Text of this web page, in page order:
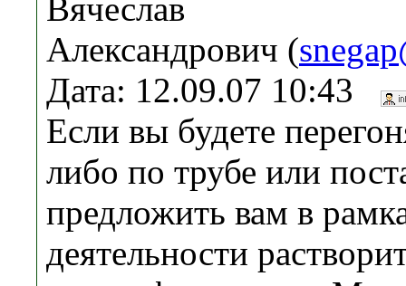
Вячеслав
Александрович (
Дата: 12.09.07 10:43
Если вы будете
либо по трубе или
предложить вам в
деятельности